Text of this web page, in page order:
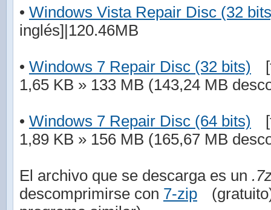
• Windows Vista Repair Disc (32
inglés]|120.46MB
• Windows 7 Repair Disc (32 bits)
1,65 KB » 133 MB (143,24 MB
• Windows 7 Repair Disc (64 bits)
1,89 KB » 156 MB (165,67 MB
El archivo que se descarga es un
descomprimirse con 7-zip